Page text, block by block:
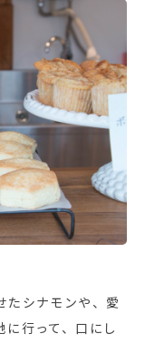
たシナモンや、愛
行って、口にし